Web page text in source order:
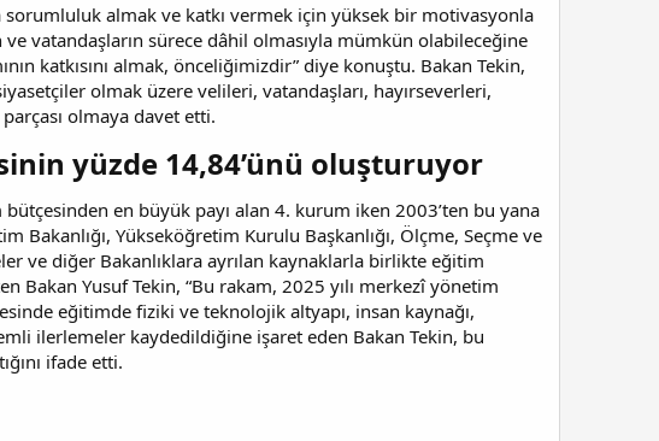
sorumluluk almak ve katkı vermek için yüksek bir motivasyonla
vatandaşların sürece dâhil olmasıyla mümkün olabileceğine
katkısını almak, önceliğimizdir” diye konuştu. Bakan Tekin,
olmak üzere velileri, vatandaşları, hayırseverleri,
olmaya davet etti.
yüzde 14,84’ünü oluşturuyor
en büyük payı alan 4. kurum iken 2003’ten bu yana
Yükseköğretim Kurulu Başkanlığı, Ölçme, Seçme ve
ve diğer Bakanlıklara ayrılan kaynaklarla birlikte eğitim
Yusuf Tekin, “Bu rakam, 2025 yılı merkezî yönetim
eğitimde fiziki ve teknolojik altyapı, insan kaynağı,
ilerlemeler kaydedildiğine işaret eden Bakan Tekin, bu
ifade etti.